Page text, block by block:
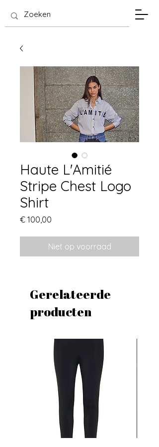
SIS Hasselt
Haute L'Amitié
Stripe Chest Logo
Shirt
€ 100,00
Niet op voorraad
Gerelateerde
producten